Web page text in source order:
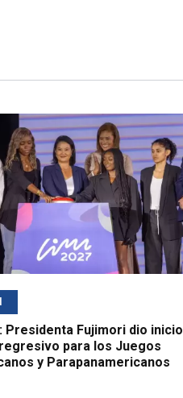
Presidenta Fujimori dio inicio
para los Juegos
y Parapanamericanos